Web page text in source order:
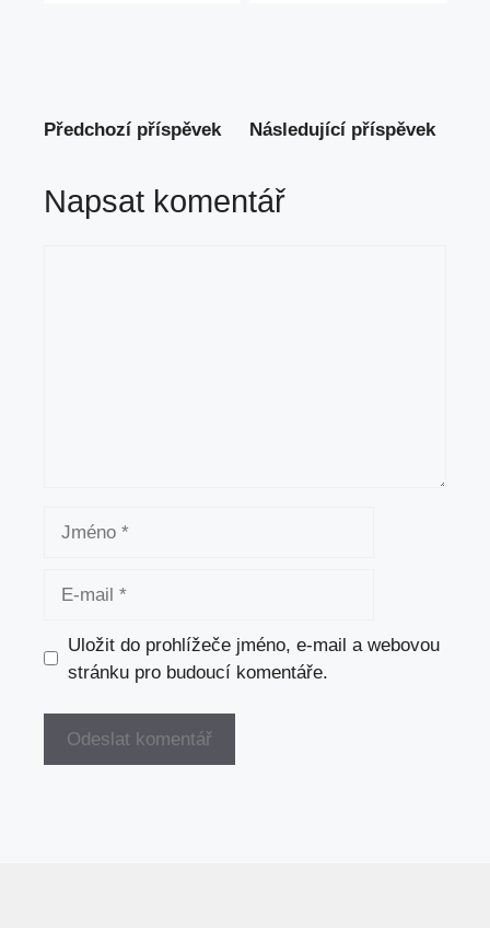
Předchozí příspěvek Následující příspěvek
Napsat komentář
Jméno
Uložit do prohlížeče jméno, e-mail a webovou
stránku pro budoucí komentáře.